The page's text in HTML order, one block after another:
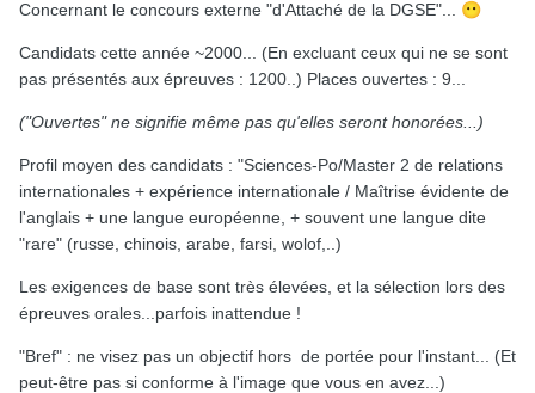
Concernant le concours externe "d'Attaché de la DGSE"... 😶
Candidats cette année ~2000... (En excluant ceux qui ne se sont
pas présentés aux épreuves : 1200..) Places ouvertes : 9...
("Ouvertes" ne signifie même pas qu'elles seront honorées...)
Profil moyen des candidats : "Sciences-Po/Master 2 de relations
internationales + expérience internationale / Maîtrise évidente de
l'anglais + une langue européenne, + souvent une langue dite
"rare" (russe, chinois, arabe, farsi, wolof,..)
Les exigences de base sont très élevées, et la sélection lors des
épreuves orales...parfois inattendue !
"Bref" : ne visez pas un objectif hors de portée pour l'instant... (Et
peut-être pas si conforme à l'image que vous en avez...)